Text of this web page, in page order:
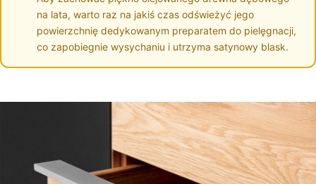
na lata, warto raz na jakiś czas odświeżyć jego
powierzchnię dedykowanym preparatem do pielęgnacji,
co zapobiegnie wysychaniu i utrzyma satynowy blask.